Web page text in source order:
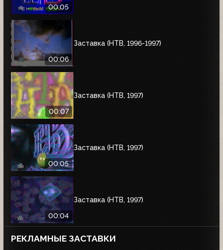
00:05
00:06
Заставка (НТВ, 1996-1997)
00:07
Заставка (НТВ, 1997)
00:05
Заставка (НТВ, 1997)
00:04
Заставка (НТВ, 1997)
РЕКЛАМНЫЕ ЗАСТАВКИ